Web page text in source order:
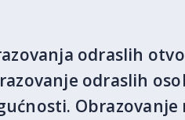
odraslih
odraslih